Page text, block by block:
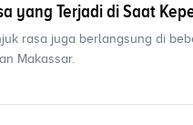
yang Terjadi di Saat
rasa juga berlangsung di
Makassar.